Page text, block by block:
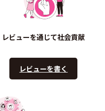
レビューを通じて社会貢献
レビューを書く